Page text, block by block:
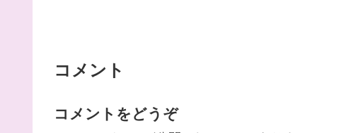
コメント
コメントをどうぞ